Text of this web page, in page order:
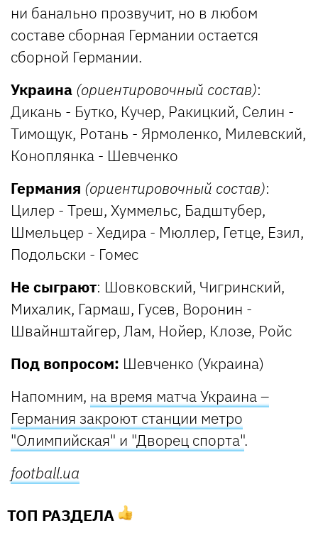
ни банально прозвучит, но в любом
составе сборная Германии остается
сборной Германии.
Украина (ориентировочный состав):
Дикань - Бутко, Кучер, Ракицкий, Селин -
Тимощук, Ротань - Ярмоленко, Милевский,
Коноплянка - Шевченко
Германия (ориентировочный состав):
Цилер - Треш, Хуммельс, Бадштубер,
Шмельцер - Хедира - Мюллер, Гетце, Езил,
Подольски - Гомес
Не сыграют: Шовковский, Чигринский,
Михалик, Гармаш, Гусев, Воронин -
Швайнштайгер, Лам, Нойер, Клозе, Ройс
Под вопросом: Шевченко (Украина)
Напомним, на время матча Украина –
Германия закроют станции метро
"Олимпийская" и "Дворец спорта".
football.ua
ТОП РАЗДЕЛА